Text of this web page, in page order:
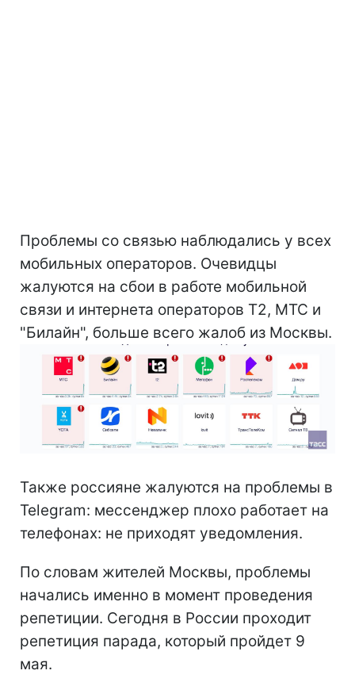
Проблемы со связью наблюдались у всех
мобильных операторов. Очевидцы
жалуются на сбои в работе мобильной
связи и интернета операторов Т2, МТС и
"Билайн", больше всего жалоб из Москвы.
Также россияне жалуются на проблемы в
Telegram: мессенджер плохо работает на
телефонах: не приходят уведомления.
По словам жителей Москвы, проблемы
начались именно в момент проведения
репетиции. Сегодня в России проходит
репетиция парада, который пройдет 9
мая.